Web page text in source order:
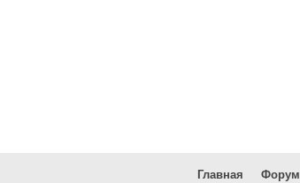
Главная Форум